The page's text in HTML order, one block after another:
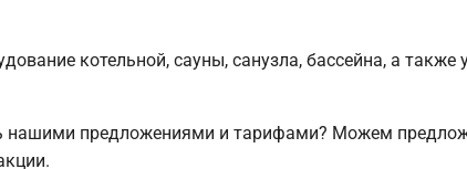
котельной, сауны, санузла, бассейна, а также
нашими предложениями и тарифами? Можем